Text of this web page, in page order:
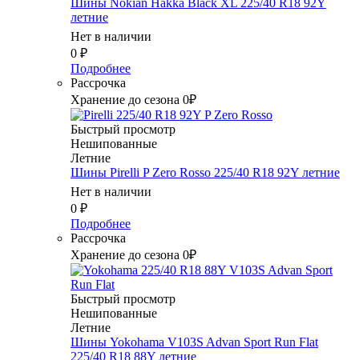
Шины Nokian Hakka Black XL 225/40 R18 92Y
летние
Нет в наличии
0 ₽
Подробнее
Рассрочка
Хранение до сезона 0₽
Быстрый просмотр
Нешипованные
Летние
Шины Pirelli P Zero Rosso 225/40 R18 92Y летние
Нет в наличии
0 ₽
Подробнее
Рассрочка
Хранение до сезона 0₽
Быстрый просмотр
Нешипованные
Летние
Шины Yokohama V103S Advan Sport Run Flat
225/40 R18 88Y летние